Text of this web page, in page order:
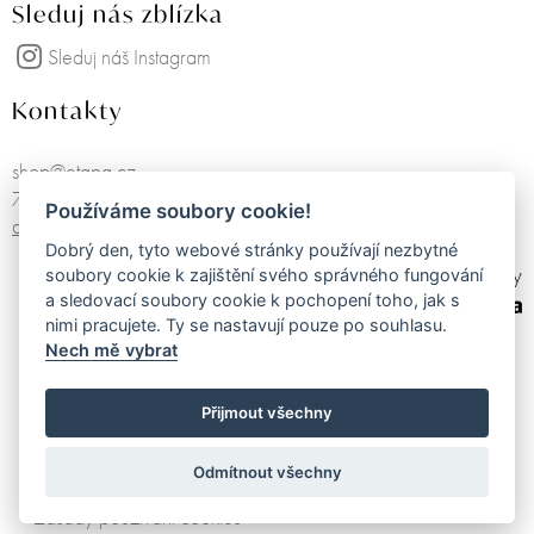
Sleduj nás zblízka
Sleduj náš Instagram
Kontakty
shop@etapa.cz
725751468
další kontakty
made by
Obchodní podmínky
Zásady zpracování osobních údajů
Elektronická evidence tržeb
Zásady používání cookies
Používáme soubory cookie!
Dobrý den, tyto webové stránky používají nezbytné
soubory cookie k zajištění svého správného fungování
a sledovací soubory cookie k pochopení toho, jak s
nimi pracujete. Ty se nastavují pouze po souhlasu.
Nech mě vybrat
Přijmout všechny
Odmítnout všechny